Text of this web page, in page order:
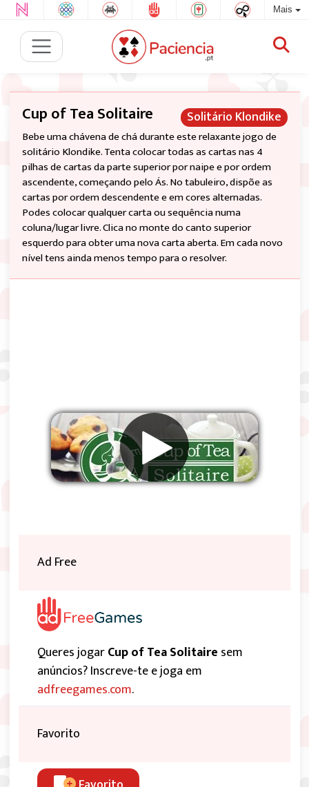
Mais
Solitário Klondike
Cup of Tea Solitaire
Bebe uma chávena de chá durante este relaxante jogo de
solitário Klondike. Tenta colocar todas as cartas nas 4
pilhas de cartas da parte superior por naipe e por ordem
ascendente, começando pelo Ás. No tabuleiro, dispõe as
cartas por ordem descendente e em cores alternadas.
Podes colocar qualquer carta ou sequência numa
coluna/lugar livre. Clica no monte do canto superior
esquerdo para obter uma nova carta aberta. Em cada novo
nível tens ainda menos tempo para o resolver.
Ad Free
Queres jogarCup of Tea Solitaire sem
anúncios? Inscreve-te e joga em
adfreegames.com.
Favorito